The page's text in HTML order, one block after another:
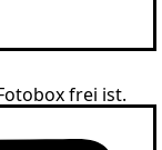
frei ist.